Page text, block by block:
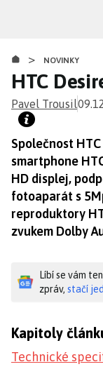
obsahu
> NOVINKY
HTC
Pavel Trousil
Společnost
smartphone
HD displej,
fotoaparát s
reproduktory
zvukem Dolby
Líbí se vám
zpráv, stačí
Kapitoly
Technické